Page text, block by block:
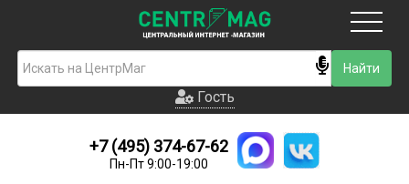
Гость
Новинки
Гость
+7 (495) 374-67-62
Пн-Пт 9:00-19:00